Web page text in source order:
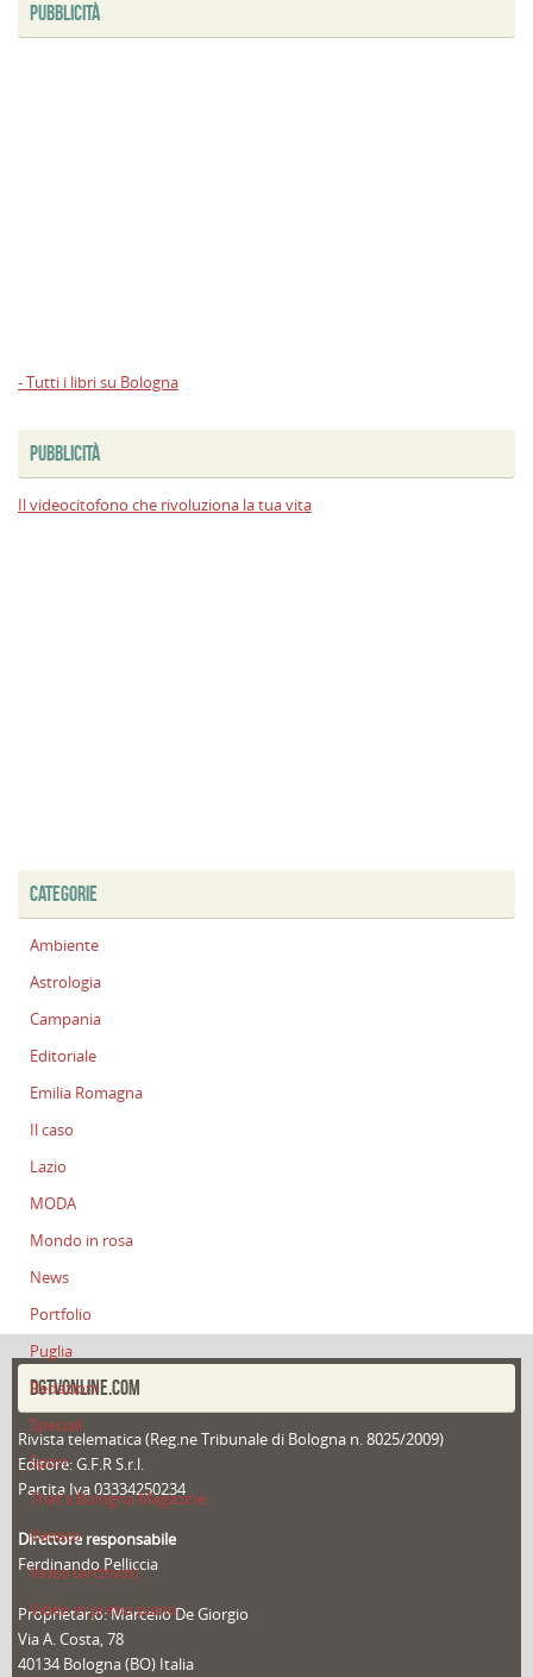
PUBBLICITÀ
- Tutti i libri su Bologna
PUBBLICITÀ
Il videocitofono che rivoluziona la tua vita
CATEGORIE
Ambiente
Astrologia
Campania
Editoriale
Emilia Romagna
Il caso
Lazio
MODA
Mondo in rosa
News
Portfolio
Puglia
Redazioni
Speciali
Sport
That's Bologna Magazine
Veneto
Video (archivio)
Video in primo piano
DGTVONLINE.COM
Rivista telematica (Reg.ne Tribunale di Bologna n. 8025/2009)
Editore: G.F.R S.r.l.
Partita Iva 03334250234
Direttore responsabile
Ferdinando Pelliccia
Proprietario: Marcello De Giorgio
Via A. Costa, 78
40134 Bologna (BO) Italia